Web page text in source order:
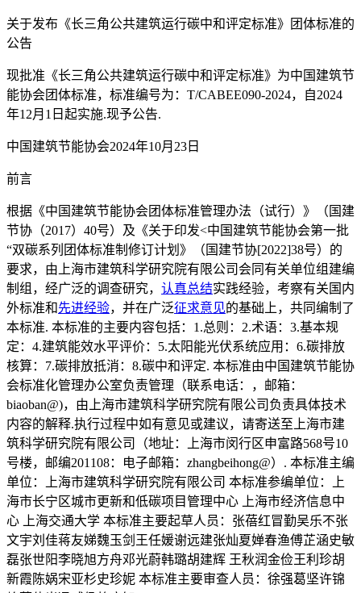
关于发布《长三角公共建筑运行碳中和评定标准》团体标准的
公告
现批准《长三角公共建筑运行碳中和评定标准》为中国建筑节
能协会团体标准，标准编号为：T/CABEE090-2024，自2024
年12月1日起实施.现予公告.
中国建筑节能协会2024年10月23日
前言
根据《中国建筑节能协会团体标准管理办法（试行）》（国建
节协（2017）40号）及《关于印发<中国建筑节能协会第一批
“双碳系列团体标准制修订计划》（国建节协[2022]38号）的
要求，由上海市建筑科学研究院有限公司会同有关单位组建编
制组，经广泛的调查研究， 认真总结实践经验，考察有关国内
外标准和先进经验，并在广泛征求意见的基础上，共同编制了
本标准. 本标准的主要内容包括：1.总则：2.术语：3.基本规
定：4.建筑能效水平评价：5.太阳能光伏系统应用：6.碳排放
核算：7.碳排放抵消：8.碳中和评定. 本标准由中国建筑节能协
会标准化管理办公室负责管理（联系电话：，邮箱：
biaoban@)，由上海市建筑科学研究院有限公司负责具体技术
内容的解释.执行过程中如有意见或建议，请寄送至上海市建
筑科学研究院有限公司（地址：上海市闵行区申富路568号10
号楼，邮编201108：电子邮箱：zhangbeihong@）. 本标准主编
单位：上海市建筑科学研究院有限公司 本标准参编单位：上
海市长宁区城市更新和低碳项目管理中心 上海市经济信息中
心 上海交通大学 本标准主要起草人员：张蓓红冒勤吴乐不张
文宇刘佳蒋友娣魏玉剑王任媛谢远建张灿夏婵春渔傅芷涵史敏
磊张世阳李晓旭方舟邓光蔚韩璐胡建辉 王秋润金俭王利珍胡
新霞陈娲宋亚杉史珍妮 本标准主要审查人员：徐强葛坚许锦